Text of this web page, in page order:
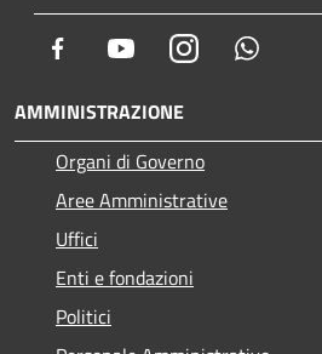
Facebook YoutubeInstagram
AMMINISTRAZIONE
Organi di Governo
Aree Amministrative
Uffici
Enti e fondazioni
Politici